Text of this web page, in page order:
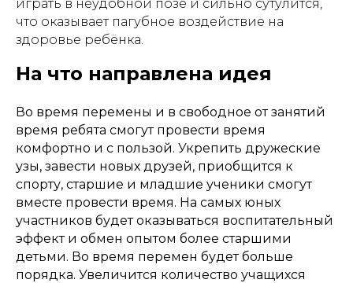
играть в неудобной позе и сильно сутулится,
что оказывает пагубное воздействие на
здоровье ребёнка.
На что направлена идея
Во время перемены и в свободное от занятий
время ребята смогут провести время
комфортно и с пользой. Укрепить дружеские
узы, завести новых друзей, приобщится к
спорту, старшие и младшие ученики смогут
вместе провести время. На самых юных
участников будет оказываться воспитательный
эффект и обмен опытом более старшими
детьми. Во время перемен будет больше
порядка. Увеличится количество учащихся